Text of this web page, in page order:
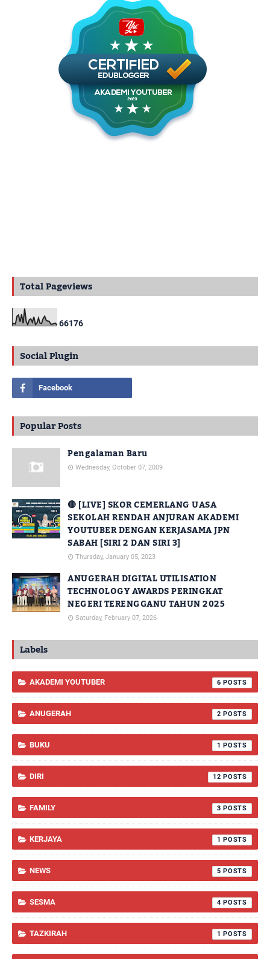
Total Pageviews
66176
Social Plugin
Popular Posts
Pengalaman Baru
Wednesday, October 07, 2009
🔴 [LIVE] SKOR CEMERLANG UASA
SEKOLAH RENDAH ANJURAN AKADEMI
YOUTUBER DENGAN KERJASAMA JPN
SABAH [SIRI 2 DAN SIRI 3]
Thursday, January 05, 2023
ANUGERAH DIGITAL UTILISATION
TECHNOLOGY AWARDS PERINGKAT
NEGERI TERENGGANU TAHUN 2025
Saturday, February 07, 2026
Labels
AKADEMI YOUTUBER 6
ANUGERAH 2
BUKU 1
DIRI 12
FAMILY 3
KERJAYA 1
NEWS 5
SESMA 4
TAZKIRAH 1